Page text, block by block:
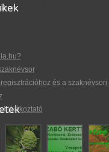
és a szaknévsori
tájékoztató